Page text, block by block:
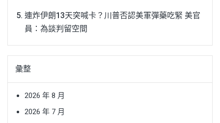
連炸伊朗13天突喊卡？川普否認美軍彈藥吃緊 美官
員：為談判留空間
彙整
2026 年 8 月
2026 年 7 月